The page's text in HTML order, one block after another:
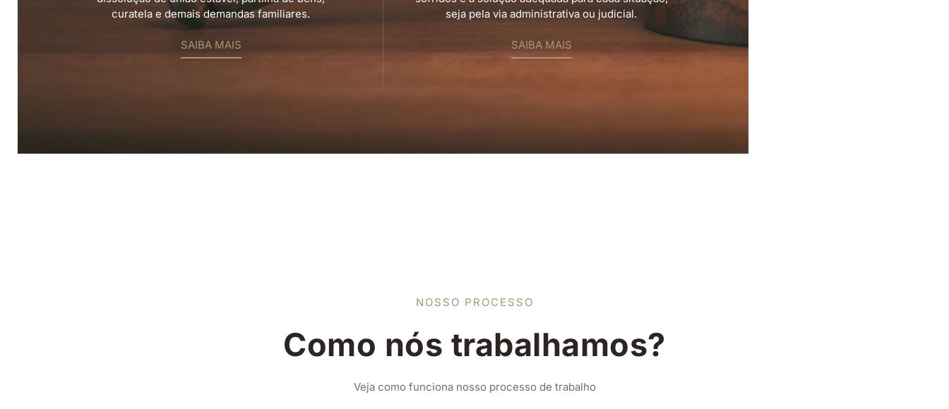
curatela e demais demandas familiares.
SAIBA MAIS
seja pela via administrativa ou judicial.
SAIBA MAIS
NOSSO PROCESSO
Como nós trabalhamos?
Veja como funciona nosso processo de trabalho